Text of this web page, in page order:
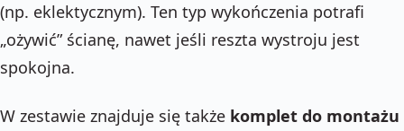
(np. eklektycznym). Ten typ wykończenia potrafi
„ożywić” ścianę, nawet jeśli reszta wystroju jest
spokojna.
W zestawie znajduje się także komplet do montażu